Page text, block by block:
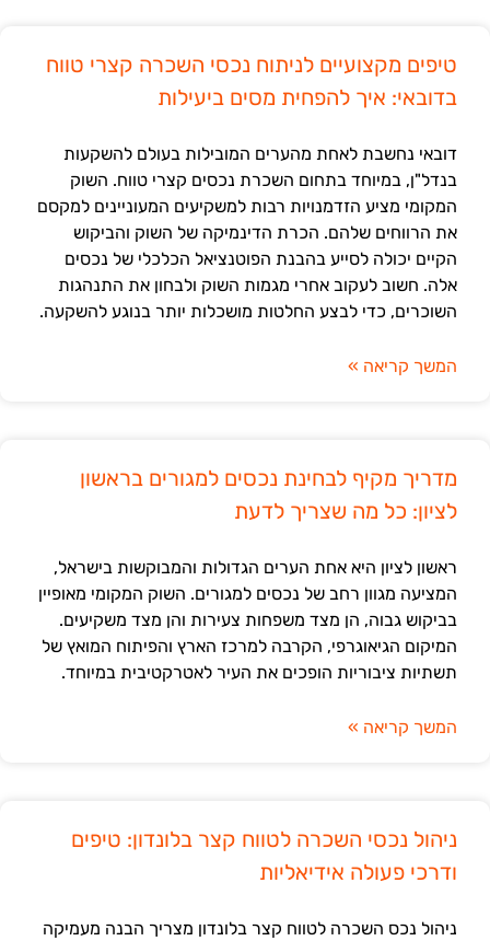
טיפים מקצועיים לניתוח נכסי השכרה קצרי טווח
בדובאי: איך להפחית מסים ביעילות
דובאי נחשבת לאחת מהערים המובילות בעולם להשקעות
בנדל"ן, במיוחד בתחום השכרת נכסים קצרי טווח. השוק
המקומי מציע הזדמנויות רבות למשקיעים המעוניינים למקסם
את הרווחים שלהם. הכרת הדינמיקה של השוק והביקוש
הקיים יכולה לסייע בהבנת הפוטנציאל הכלכלי של נכסים
אלה. חשוב לעקוב אחרי מגמות השוק ולבחון את התנהגות
השוכרים, כדי לבצע החלטות מושכלות יותר בנוגע להשקעה.
המשך קריאה »
מדריך מקיף לבחינת נכסים למגורים בראשון
לציון: כל מה שצריך לדעת
ראשון לציון היא אחת הערים הגדולות והמבוקשות בישראל,
המציעה מגוון רחב של נכסים למגורים. השוק המקומי מאופיין
בביקוש גבוה, הן מצד משפחות צעירות והן מצד משקיעים.
המיקום הגיאוגרפי, הקרבה למרכז הארץ והפיתוח המואץ של
תשתיות ציבוריות הופכים את העיר לאטרקטיבית במיוחד.
המשך קריאה »
ניהול נכסי השכרה לטווח קצר בלונדון: טיפים
ודרכי פעולה אידיאליות
ניהול נכס השכרה לטווח קצר בלונדון מצריך הבנה מעמיקה